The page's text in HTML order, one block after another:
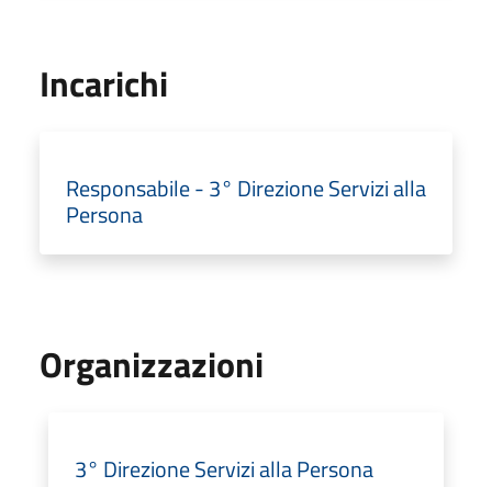
Incarichi
Responsabile - 3° Direzione Servizi alla
Persona
Organizzazioni
3° Direzione Servizi alla Persona